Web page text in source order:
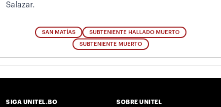
Salazar.
SAN MATÍAS SUBTENIENTE HALLADO MUERTO
SUBTENIENTE MUERTO
SIGA UNITEL.BO SOBRE UNITEL